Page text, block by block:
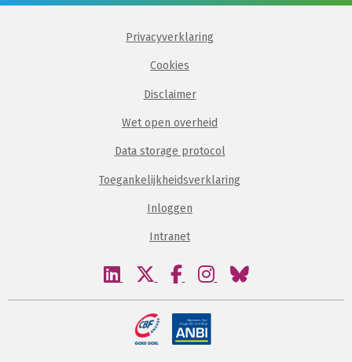
Privacyverklaring
Cookies
Disclaimer
Wet open overheid
Data storage protocol
Toegankelijkheidsverklaring
Inloggen
Intranet
Bezoek
linkedin
Bezoek
twitter
Bezoek
facebook
Bezoek
instagram
Bezoek